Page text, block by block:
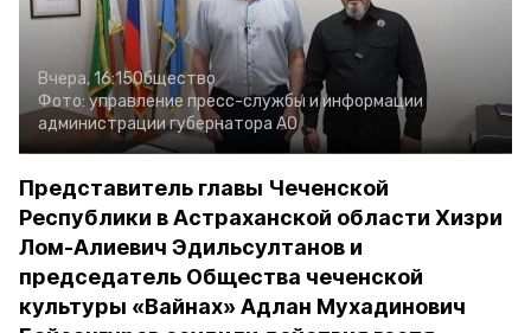
Вчера, 16:15Общество
Фото: управление пресс-службы и информации
администрации губернатора АО
Представитель главы Чеченской
Республики в Астраханской области Хизри
Лом-Алиевич Эдильсултанов и
председатель Общества чеченской
культуры «Вайнах» Адлан Мухадинович